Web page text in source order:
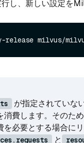
し、新しい設定を
が指定されていな
消費します。そのた
を必要とする場合に
と